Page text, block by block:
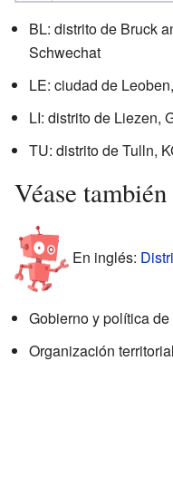
BL: distrito de Bruck
Schwechat
LE: ciudad de
LI: distrito de Liezen,
TU: distrito de Tulln,
Véase también
En inglés:
Gobierno y política
Organización